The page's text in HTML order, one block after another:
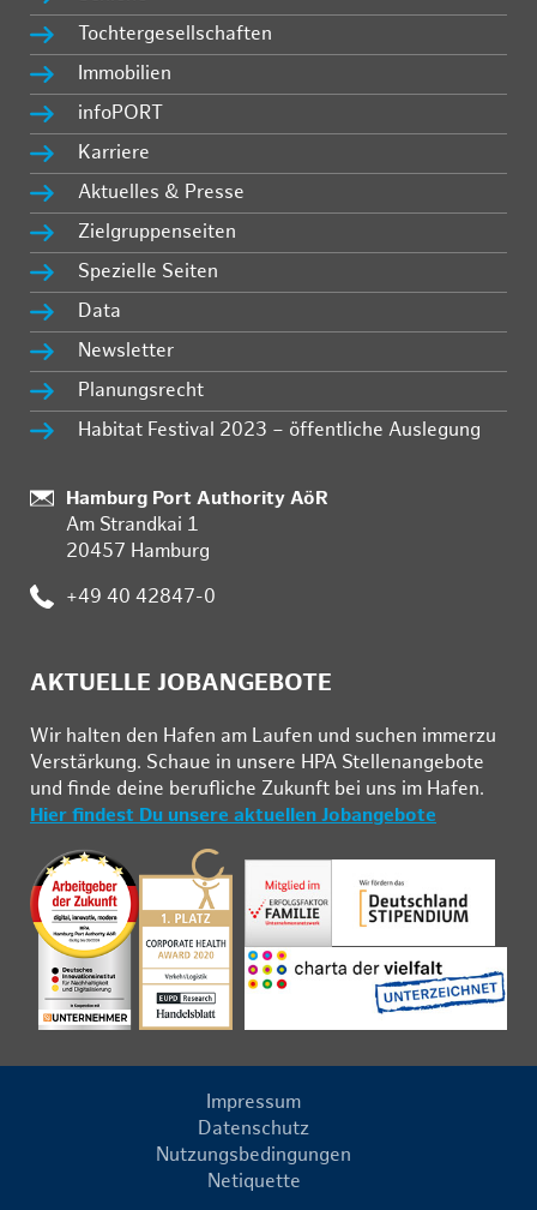
Tochtergesellschaften
Immobilien
infoPORT
Karriere
Aktuelles & Presse
Zielgruppenseiten
Spezielle Seiten
Data
Newsletter
Planungsrecht
Habitat Festival 2023 – öffentliche Auslegung
:
Hamburg Port Authority AöR
Am Strandkai 1
20457 Hamburg
: +49 40 42847-0
AKTUELLE JOBANGEBOTE
Wir hal­ten den Ha­fen am Lau­fen und su­chen im­mer­zu
Ver­stär­kung. Schau­e in un­se­re HPA Stel­len­an­ge­bo­te
und fin­de deine be­ruf­li­che Zu­kunft bei uns im Ha­fen.
Hier findest Du unsere aktuellen Jobangebote
Impressum
Datenschutz
Nutzungsbedingungen
Netiquette